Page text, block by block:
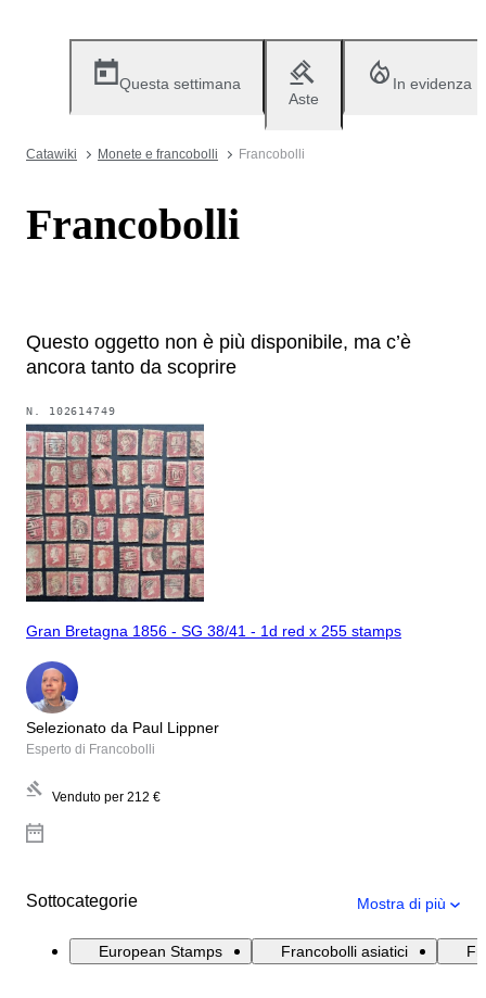
Questa settimana
Aste
In evidenza
Catawiki Monete e francobolli Francobolli
Francobolli
Questo oggetto non è più disponibile, ma c’è
ancora tanto da scoprire
N. 102614749
Gran Bretagna 1856 - SG 38/41 - 1d red x 255 stamps
Selezionato da Paul Lippner
Esperto di Francobolli
Venduto per 212 €
Sottocategorie Mostra di più
European Stamps Francobolli asiatici